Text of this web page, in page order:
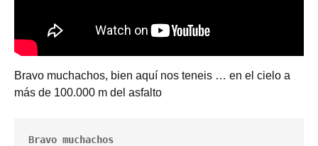
Bravo muchachos, bien aquí nos teneis … en el cielo a
más de 100.000 m del asfalto
Bravo muchachos